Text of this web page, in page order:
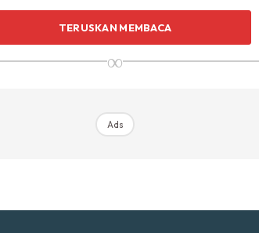
Ads
TERUSKAN MEMBACA
∞
Ads